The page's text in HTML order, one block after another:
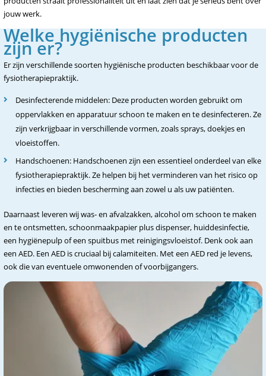
jouw werk.
Welke hygiënische producten
zijn er?
Er zijn verschillende soorten hygiënische producten beschikbaar voor de
fysiotherapiepraktijk.
Desinfecterende middelen: Deze producten worden gebruikt om
oppervlakken en apparatuur schoon te maken en te desinfecteren. Ze
zijn verkrijgbaar in verschillende vormen, zoals sprays, doekjes en
vloeistoffen.
Handschoenen: Handschoenen zijn een essentieel onderdeel van elke
fysiotherapiepraktijk. Ze helpen bij het verminderen van het risico op
infecties en bieden bescherming aan zowel u als uw patiënten.
Daarnaast leveren wij was- en afvalzakken, alcohol om schoon te maken
en te ontsmetten, schoonmaakpapier plus dispenser, huiddesinfectie,
een hygiënepulp of een spuitbus met reinigingsvloeistof. Denk ook aan
een AED. Een AED is cruciaal bij calamiteiten. Met een AED red je levens,
ook die van eventuele omwonenden of voorbijgangers.